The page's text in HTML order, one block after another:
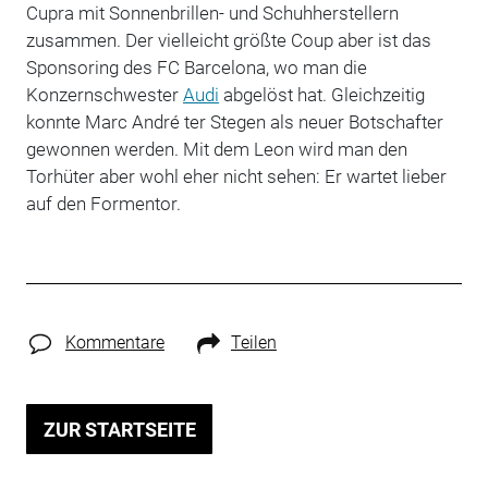
Cupra mit Sonnenbrillen- und Schuhherstellern
zusammen. Der vielleicht größte Coup aber ist das
Sponsoring des FC Barcelona, wo man die
Konzernschwester Audi abgelöst hat. Gleichzeitig
konnte Marc André ter Stegen als neuer Botschafter
gewonnen werden. Mit dem Leon wird man den
Torhüter aber wohl eher nicht sehen: Er wartet lieber
auf den Formentor.
Kommentare Teilen
ZUR STARTSEITE